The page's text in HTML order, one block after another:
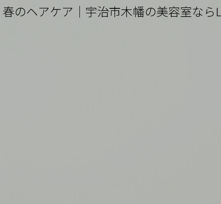
春のヘアケア｜宇治市木幡の美容室な